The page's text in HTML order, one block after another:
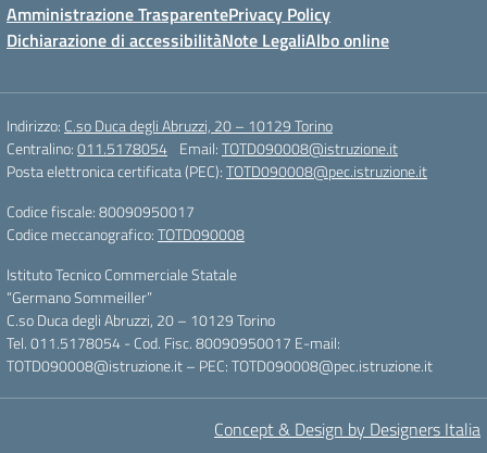
Amministrazione TrasparentePrivacy Policy
Dichiarazione di accessibilitàNote LegaliAlbo online
Indirizzo: C.so Duca degli Abruzzi, 20 – 10129 Torino
Centralino:011.5178054 Email:TOTD090008@istruzione.it
Posta elettronica certificata (PEC):TOTD090008@pec.istruzione.it
Codice fiscale: 80090950017
Codice meccanografico:TOTD090008
Istituto Tecnico Commerciale Statale
“Germano Sommeiller”
C.so Duca degli Abruzzi, 20 – 10129 Torino
Tel. 011.5178054 - Cod. Fisc. 80090950017 E-mail:
TOTD090008@istruzione.it – PEC: TOTD090008@pec.istruzione.it
Concept & Design by Designers Italia